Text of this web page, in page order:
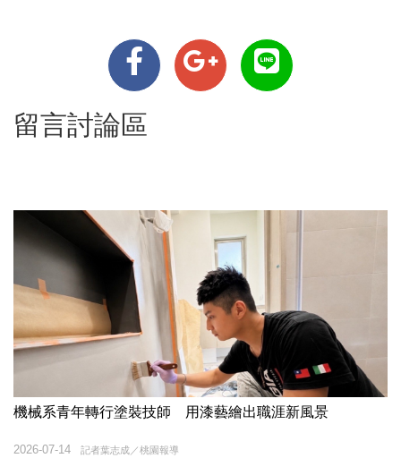
留言討論區
機械系青年轉行塗裝技師 用漆藝繪出職涯新風景
記者葉志成／桃園報導
2026-07-14